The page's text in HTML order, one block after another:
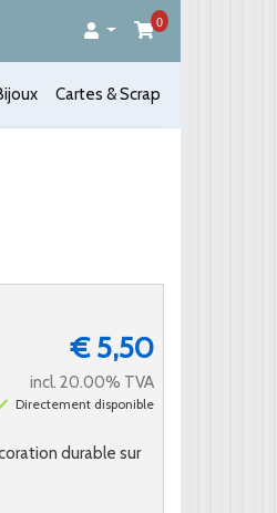
0
Cartes & Scrap
€ 5,50
incl. 20.00% TVA
Directement disponible
durable sur